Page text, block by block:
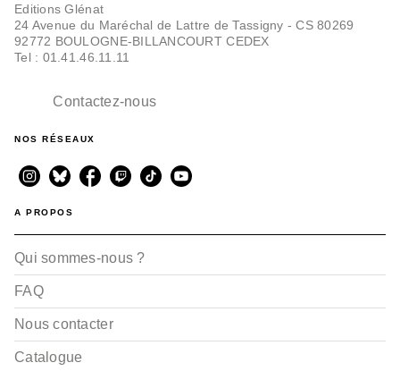
Editions Glénat
24 Avenue du Maréchal de Lattre de Tassigny - CS 80269
92772 BOULOGNE-BILLANCOURT CEDEX
Tel : 01.41.46.11.11
Contactez-nous
NOS RÉSEAUX
A PROPOS
Qui sommes-nous ?
FAQ
Nous contacter
Catalogue